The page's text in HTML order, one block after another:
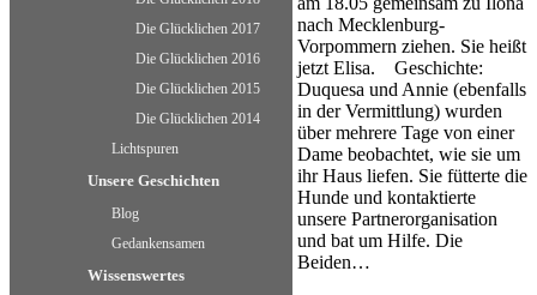
Die Glücklichen 2017
Die Glücklichen 2016
Die Glücklichen 2015
Die Glücklichen 2014
Lichtspuren
Unsere Geschichten
Blog
Gedankensamen
Wissenswertes
nach Mecklenburg-
Vorpommern ziehen. Sie heißt
jetzt Elisa. Geschichte:
Duquesa und Annie (ebenfalls
in der Vermittlung) wurden
über mehrere Tage von einer
Dame beobachtet, wie sie um
ihr Haus liefen. Sie fütterte die
Hunde und kontaktierte
unsere Partnerorganisation
und bat um Hilfe. Die
Beiden…